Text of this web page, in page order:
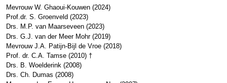
Mevrouw W. Ghaoui-Kouwen (2024)
Prof.dr. S. Groenveld (2023)
Drs. M.P. van Maarseveen (2023)
Drs. G.J. van der Meer Mohr (2019)
Mevrouw J.A. Patijn-Bijl de Vroe (2018)
Prof. dr. C.A. Tamse (2010) †
Drs. B. Woelderink (2008)
Drs. Ch. Dumas (2008)